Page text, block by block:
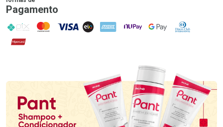
Pagamento
PIX MasterCard
VISA ELO AMEX NuPay Google PayDiners Club
Hipercard
Promoção em Destaque